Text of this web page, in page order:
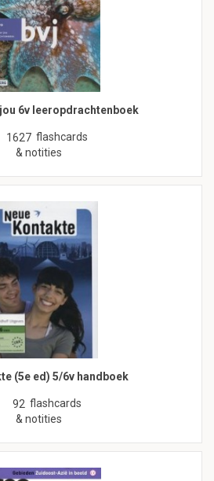
6v leeropdrachtenboek
1627 flashcards
& notities
(5e ed) 5/6v handboek
92 flashcards
& notities